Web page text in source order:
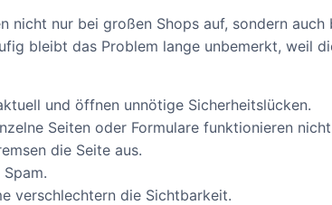
nicht nur bei großen Shops auf, sondern auch
bleibt das Problem lange unbemerkt, weil
und öffnen unnötige Sicherheitslücken.
Seiten oder Formulare funktionieren
die Seite aus.
verschlechtern die Sichtbarkeit.